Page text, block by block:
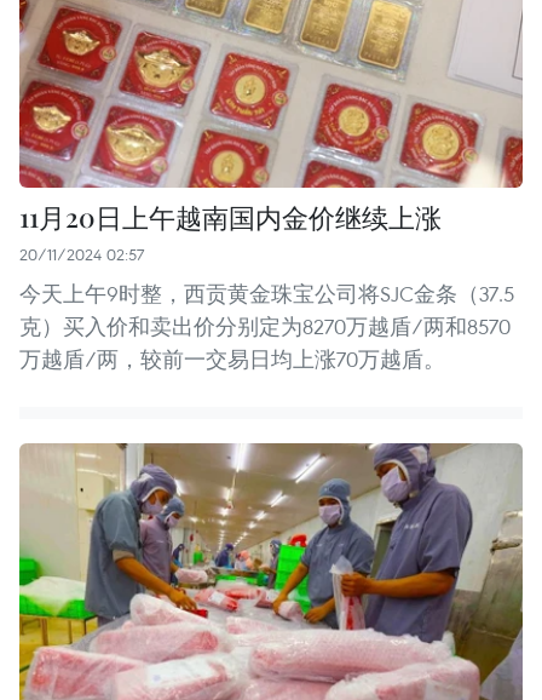
11月20日上午越南国内金价继续上涨
20/11/2024 02:57
今天上午9时整，西贡黄金珠宝公司将SJC金条（37.5
克）买入价和卖出价分别定为8270万越盾/两和8570
万越盾/两，较前一交易日均上涨70万越盾。